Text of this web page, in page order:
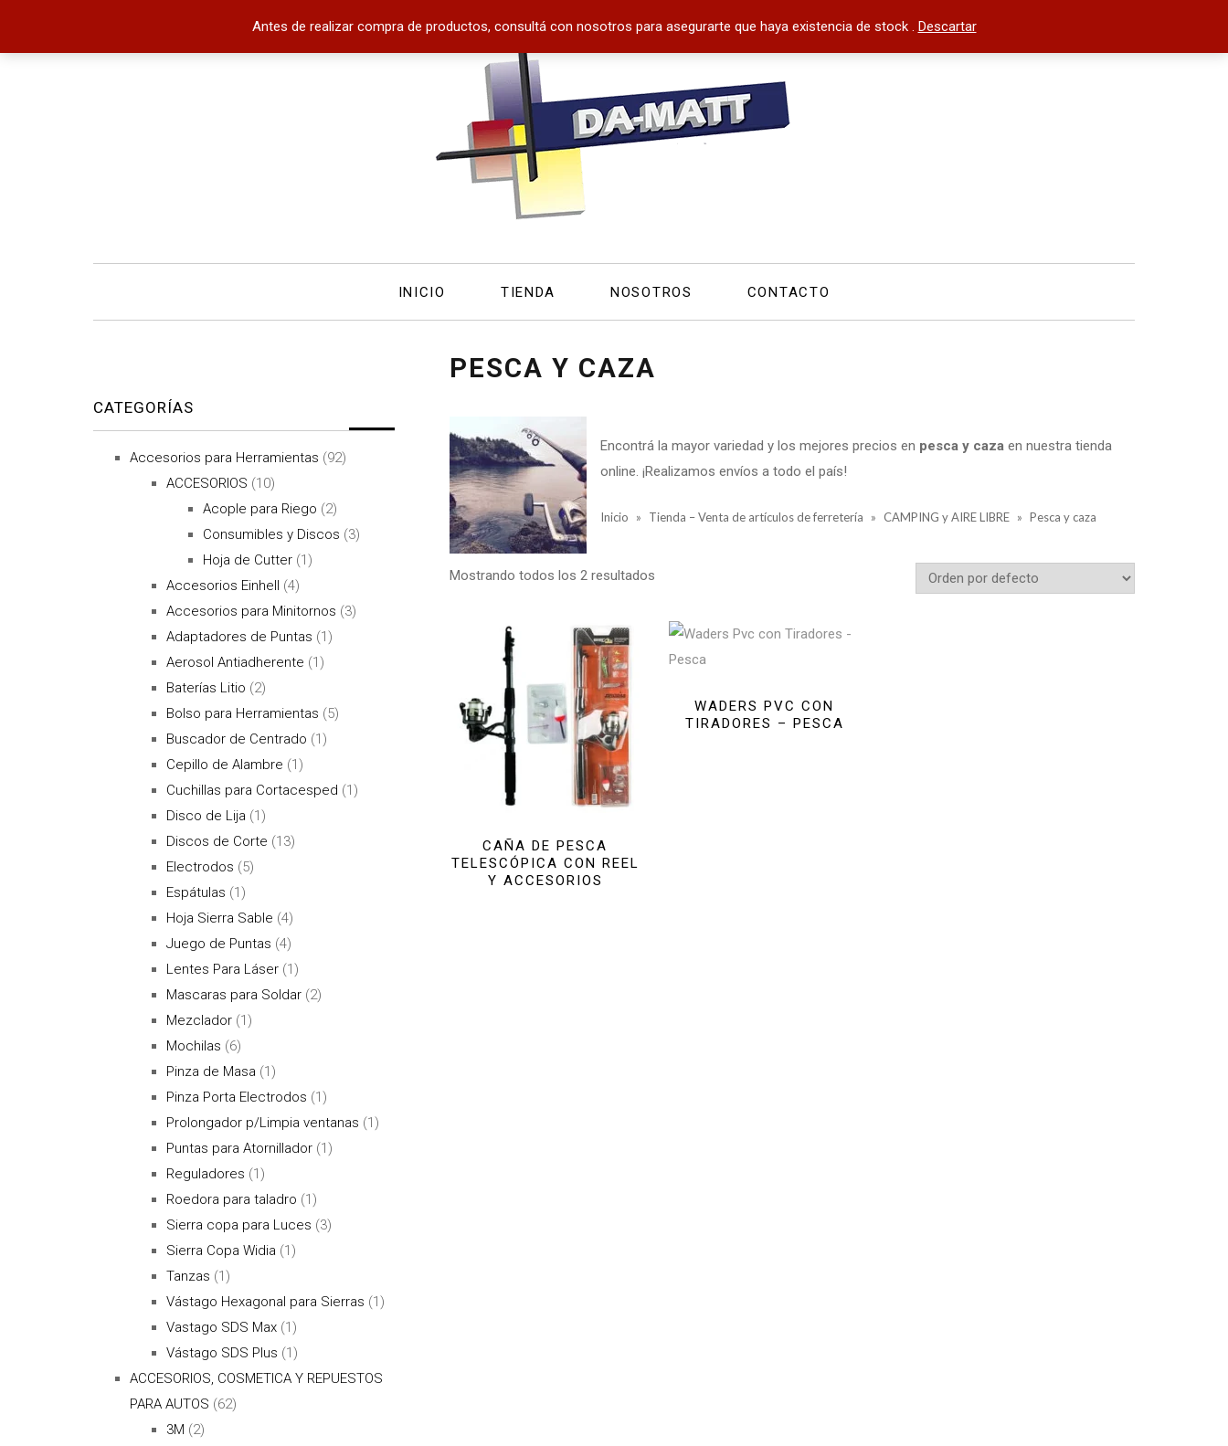
Antes de realizar compra de productos, consultá con nosotros para asegurarte que haya existencia de stock . Descartar
INICIO TIENDA NOSOTROS CONTACTO
PESCA Y CAZA
Encontrá la mayor variedad y los mejores precios en pesca y caza en nuestra tienda
online. ¡Realizamos envíos a todo el país!
Inicio » Tienda – Venta de artículos de ferretería » CAMPING y AIRE LIBRE » Pesca y caza
Mostrando todos los 2 resultados
CAÑA DE PESCA
TELESCÓPICA CON REEL
Y ACCESORIOS
WADERS PVC CON
TIRADORES – PESCA
CATEGORÍAS
Accesorios para Herramientas (92)
ACCESORIOS (10)
Acople para Riego (2)
Consumibles y Discos (3)
Hoja de Cutter (1)
Accesorios Einhell (4)
Accesorios para Minitornos (3)
Adaptadores de Puntas (1)
Aerosol Antiadherente (1)
Baterías Litio (2)
Bolso para Herramientas (5)
Buscador de Centrado (1)
Cepillo de Alambre (1)
Cuchillas para Cortacesped (1)
Disco de Lija (1)
Discos de Corte (13)
Electrodos (5)
Espátulas (1)
Hoja Sierra Sable (4)
Juego de Puntas (4)
Lentes Para Láser (1)
Mascaras para Soldar (2)
Mezclador (1)
Mochilas (6)
Pinza de Masa (1)
Pinza Porta Electrodos (1)
Prolongador p/Limpia ventanas (1)
Puntas para Atornillador (1)
Reguladores (1)
Roedora para taladro (1)
Sierra copa para Luces (3)
Sierra Copa Widia (1)
Tanzas (1)
Vástago Hexagonal para Sierras (1)
Vastago SDS Max (1)
Vástago SDS Plus (1)
ACCESORIOS, COSMETICA Y REPUESTOS
PARA AUTOS (62)
3M (2)